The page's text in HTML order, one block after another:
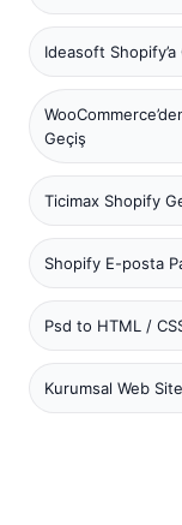
Ideasoft Shopify’a
Geçiş
Ticimax Shopify
Shopify E-posta
Psd to HTML /
Kurumsal Web